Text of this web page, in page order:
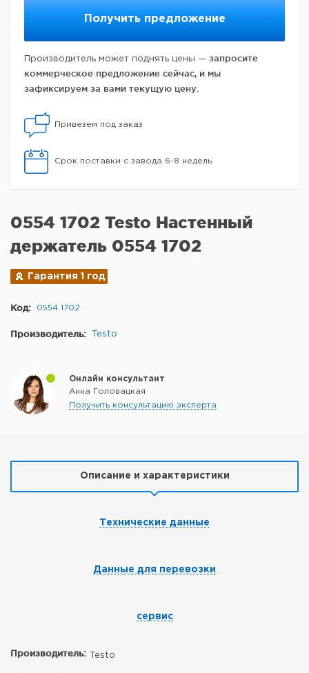
Получить предложение
Производитель может поднять цены — запросите
коммерческое предложение сейчас, и мы
зафиксируем за вами текущую цену.
Привезем под заказ
Срок поставки с завода 6-8 недель
0554 1702 Testo Настенный
держатель 0554 1702
Гарантия 1 год
Код: 0554 1702
Производитель: Testo
Онлайн консультант
Анна Головацкая
Получить консультацию эксперта
Описание и характеристики
Технические данные
Данные для перевозки
сервис
Производитель: Testo